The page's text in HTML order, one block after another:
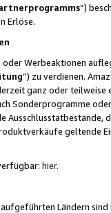
“)
Erlöse.
Werbeaktionen
”) zu verdienen.
ganz oder
Sonderprogramme
geltende
hier.
aufgeführten Ländern